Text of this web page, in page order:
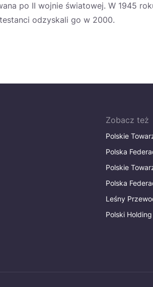
po II wojnie światowej. W 1945
odzyskali go w 2000.
Zobacz też
Polskie
Polska
Polskie
Polska
Leśny
Polski